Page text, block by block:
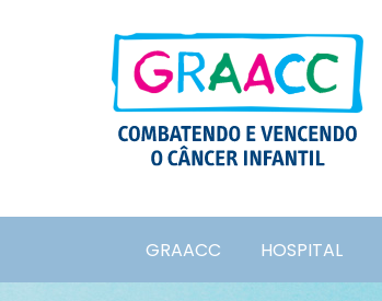
GRAACC HOSPITAL